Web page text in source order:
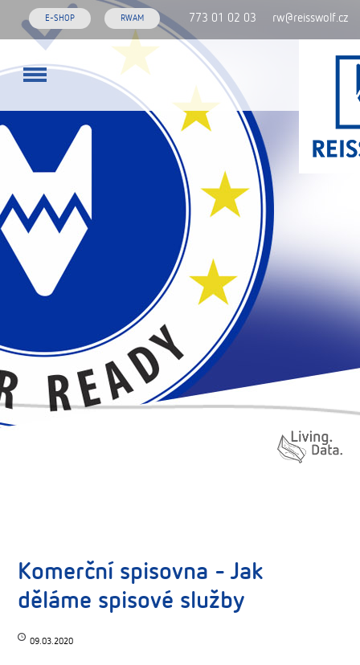
E-SHOP RWAM 773 01 02 03 rw@reisswolf.cz
Komerční spisovna - Jak
děláme spisové služby
09.03.2020